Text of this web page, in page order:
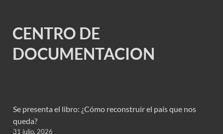
CENTRO DE
DOCUMENTACION
Se presenta el libro: ¿Cómo reconstruir el país que nos
queda?
31 julio, 2026